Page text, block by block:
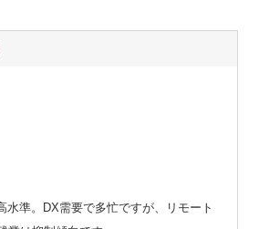
水準。DX需要で多忙ですが、リモート